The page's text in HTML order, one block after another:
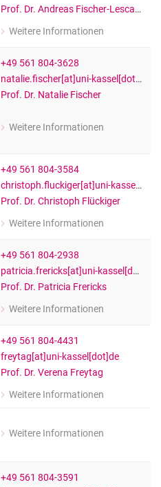
Prof. Dr. Andreas Fischer-Lescano
Weitere Informationen
zu Prof. Dr. Andreas Fischer-Lescano
+49 561 804-3628
natalie.fischer[at]uni-kassel[dot]de
Prof. Dr. Natalie Fischer
Weitere Informationen
zu Prof. Dr. Natalie Fischer
+49 561 804-3584
christoph.fluckiger[at]uni-kassel[dot]de
Prof. Dr. Christoph Flückiger
Weitere Informationen
zu Prof. Dr. Christoph Flückiger
+49 561 804-2938
patricia.frericks[at]uni-kassel[dot]de
Prof. Dr. Patricia Frericks
Weitere Informationen
zu Prof. Dr. Patricia Frericks
+49 561 804-4431
freytag[at]uni-kassel[dot]de
Prof. Dr. Verena Freytag
Weitere Informationen
zu Prof. Dr. Verena Freytag
Weitere Informationen
zu Prof. Dr. Verena Freytag
+49 561 804-3591